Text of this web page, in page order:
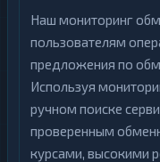
Наш мониторинг
пользователям
предложения по
Используя
ручном поиске
проверенным
курсами, высокими